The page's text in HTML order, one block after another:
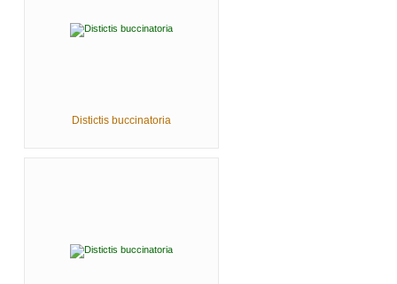
Distictis buccinatoria